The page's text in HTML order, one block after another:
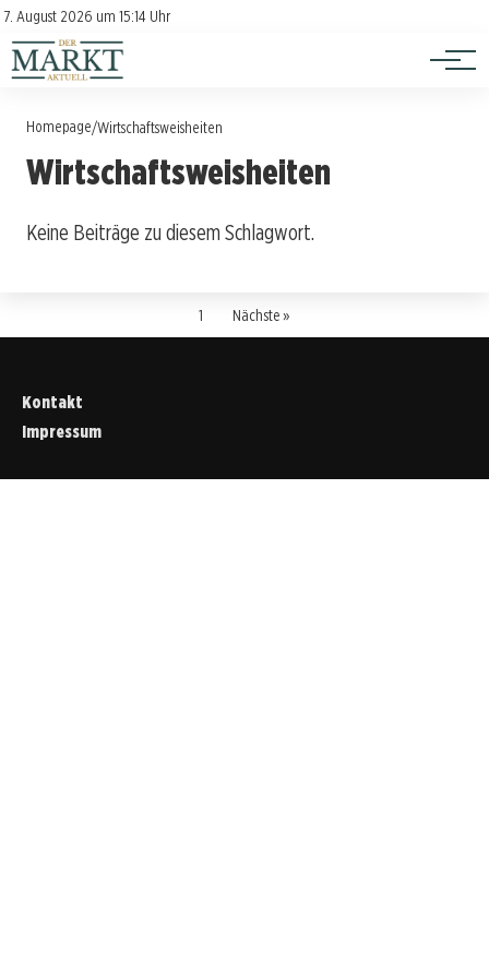
7. August 2026 um 15:14 Uhr
Kontakt
Impressum
Investition
Verbraucherschutz
Homepage/Wirtschaftsweisheiten
Wirtschaftsweisheiten
Keine Beiträge zu diesem Schlagwort.
1 Nächste »
Kontakt
Impressum